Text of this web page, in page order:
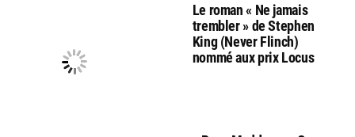
Le roman « Ne jamais
trembler » de Stephen
King (Never Flinch)
nommé aux prix Locus